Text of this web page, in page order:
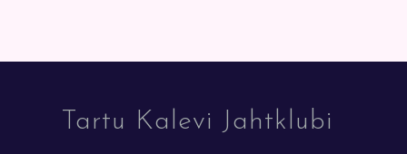
Tartu Kalevi Jahtklubi